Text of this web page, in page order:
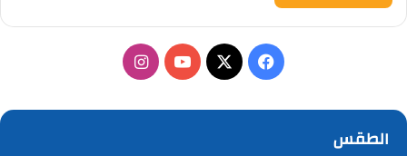
فيسبوك
‫X
‫YouTubeانستقرام
الطقس